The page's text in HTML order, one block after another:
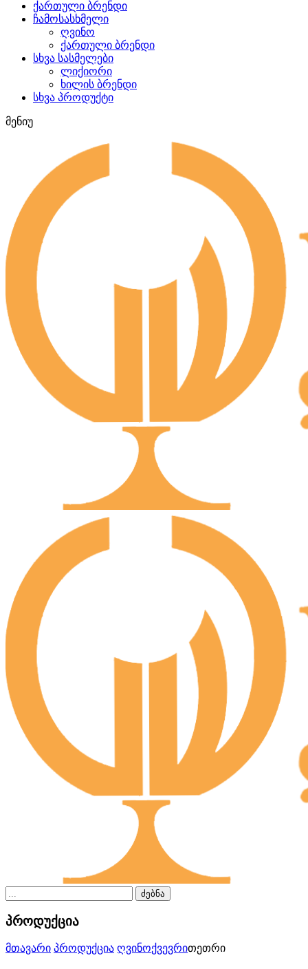
ქართული ბრენდი
ჩამოსასხმელი
ღვინო
ქართული ბრენდი
სხვა სასმელები
ლიქიორი
ხილის ბრენდი
სხვა პროდუქტი
მენიუ
ძებნა
პროდუქცია
მთავარი პროდუქცია ღვინოქვევრითეთრი